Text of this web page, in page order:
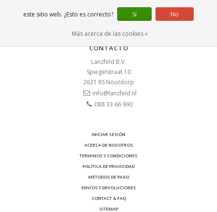
CONTACTO
Lanzfeld B.V.
Spiegelstraat 10
2631 RS Nootdorp
info@lanzfeld.nl
088 33 66 990
INICIAR SESIÓN
ACERCA DE NOSOTROS
TERMINOS Y CONDICIONES
POLÍTICA DE PRIVACIDAD
MÉTODOS DE PAGO
ENVÍOS Y DEVOLUCIONES
CONTACT & FAQ
SITEMAP
este sitio web. ¿Esto es correcto? Sí No
Más acerca de las cookies »